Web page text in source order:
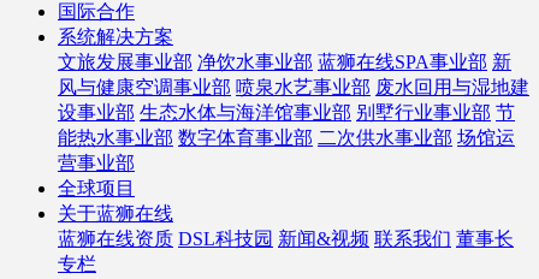
国际合作
系统解决方案
文旅发展事业部 净饮水事业部 蓝狮在线SPA事业部 新
风与健康空调事业部 喷泉水艺事业部 废水回用与湿地建
设事业部 生态水体与海洋馆事业部 别墅行业事业部 节
能热水事业部 数字体育事业部 二次供水事业部 场馆运
营事业部
全球项目
关于蓝狮在线
蓝狮在线资质 DSL科技园 新闻&视频 联系我们 董事长
专栏